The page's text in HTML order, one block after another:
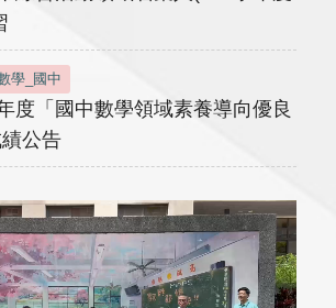
學_國中
度「國中數學領域素養導向優良
公告